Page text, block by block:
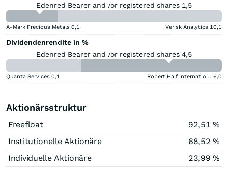
Edenred Bearer and /or registered shares 1,5
A-Mark Precious Metals 0,1 Verisk Analytics 10,1
Dividendenrendite in %
Edenred Bearer and /or registered shares 4,5
Quanta Services 0,1 Robert Half International 6,0
Aktionärsstruktur
Freefloat
92,51 %
Institutionelle Aktionäre
68,52 %
Individuelle Aktionäre
23,99 %